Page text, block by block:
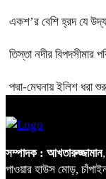
একশ’র বেশি হ্রদ যে
তিস্তা নদীর বিপদসীমার
পদ্মা-মেঘনায় ইলিশ ধরা
সম্পাদক : আখতারুজ্জামান
পাওয়ার হাউস মোড়,